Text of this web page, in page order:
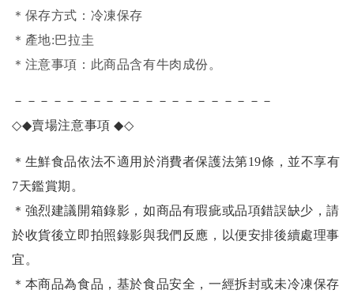
＊保存方式：冷凍保存
＊產地:巴拉圭
＊注意事項：此商品含有牛肉成份。
－－－－－－－－－－－－－－－－－－－－
◇◆賣場注意事項◆◇
＊生鮮食品依法不適用於消費者保護法第19條，並不享有
7天鑑賞期。
＊強烈建議開箱錄影，如商品有瑕疵或品項錯誤缺少，請
於收貨後立即拍照錄影與我們反應，以便安排後續處理事
宜。
＊本商品為食品，基於食品安全，一經拆封或未冷凍保存